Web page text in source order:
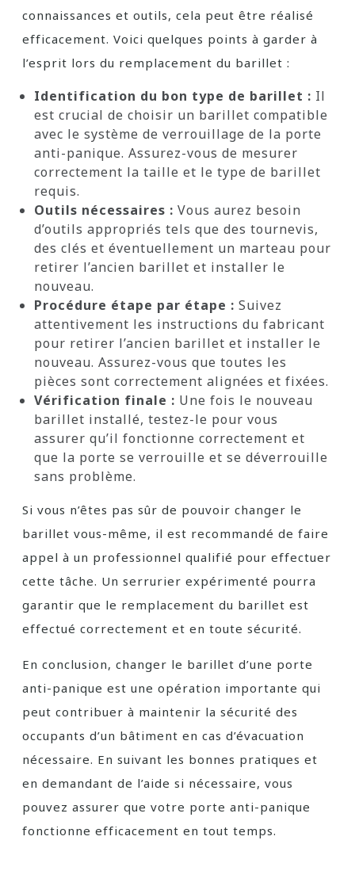
connaissances et outils, cela peut être réalisé
efficacement. Voici quelques points à garder à
l’esprit lors du remplacement du barillet :
Identification du bon type de barillet : Il
est crucial de choisir un barillet compatible
avec le système de verrouillage de la porte
anti-panique. Assurez-vous de mesurer
correctement la taille et le type de barillet
requis.
Outils nécessaires : Vous aurez besoin
d’outils appropriés tels que des tournevis,
des clés et éventuellement un marteau pour
retirer l’ancien barillet et installer le
nouveau.
Procédure étape par étape : Suivez
attentivement les instructions du fabricant
pour retirer l’ancien barillet et installer le
nouveau. Assurez-vous que toutes les
pièces sont correctement alignées et fixées.
Vérification finale : Une fois le nouveau
barillet installé, testez-le pour vous
assurer qu’il fonctionne correctement et
que la porte se verrouille et se déverrouille
sans problème.
Si vous n’êtes pas sûr de pouvoir changer le
barillet vous-même, il est recommandé de faire
appel à un professionnel qualifié pour effectuer
cette tâche. Un serrurier expérimenté pourra
garantir que le remplacement du barillet est
effectué correctement et en toute sécurité.
En conclusion, changer le barillet d’une porte
anti-panique est une opération importante qui
peut contribuer à maintenir la sécurité des
occupants d’un bâtiment en cas d’évacuation
nécessaire. En suivant les bonnes pratiques et
en demandant de l’aide si nécessaire, vous
pouvez assurer que votre porte anti-panique
fonctionne efficacement en tout temps.